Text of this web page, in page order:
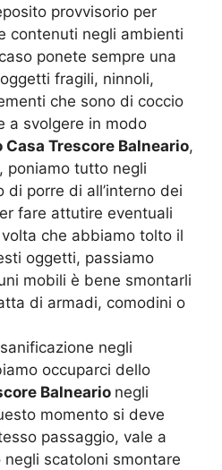
provvisorio per
contenuti negli ambienti
ponete sempre una
fragili, ninnoli,
che sono di coccio
a svolgere in modo
Casa Trescore Balneario,
poniamo tutto negli
di porre di all’interno dei
fare attutire eventuali
che abbiamo tolto il
oggetti, passiamo
mobili è bene smontarli
di armadi, comodini o
negli
occuparci dello
Balneario negli
momento si deve
passaggio, vale a
scatoloni smontare